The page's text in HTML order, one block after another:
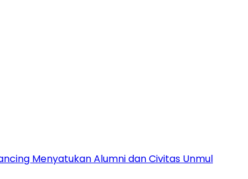
Menyatukan Alumni dan Civitas Unmul